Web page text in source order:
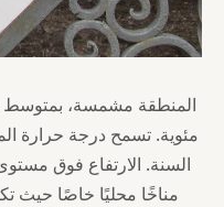
السنة. الارتفاع فوق
مناخًا محليًا خاصًا حيث